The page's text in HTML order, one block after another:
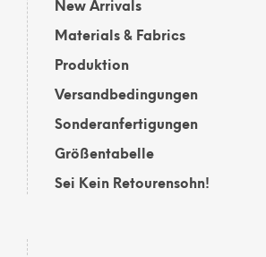
New Arrivals
Materials & Fabrics
Produktion
Versandbedingungen
Sonderanfertigungen
Größentabelle
Sei Kein Retourensohn!